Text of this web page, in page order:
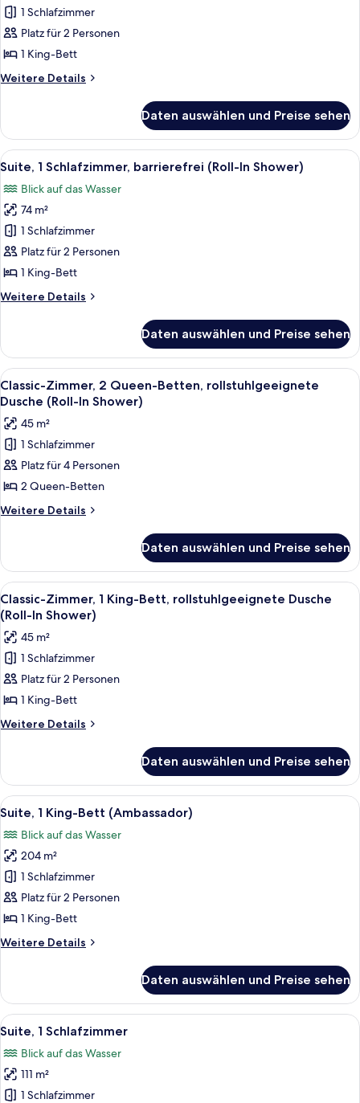
1 King-
Bett,
Eckzimmer
Point
anzeigen
1 Schlafzimmer
Platz für 2 Personen
1 King-Bett
Weitere Details
Weitere
1 King-
Bett,
Eckzimmer
Point
Channel
View)
Daten auswählen und Preise sehen
Alle
Fotos
für
Suite,
Schlafzimmer,
barrierefrei
In
Ein Hotelzimmer mit einem großen
4
Suite, 1 Schlafzimmer, barrierefrei (Roll-In Shower)
Blick auf das Wasser
74 m²
1 Schlafzimmer
Platz für 2 Personen
1 King-Bett
Weitere Details
Weitere
1
Schlafzimmer,
barrierefrei
(Roll-
Shower)
Daten auswählen und Preise sehen
Alle
Fotos
für
Classic-
Zimmer,
2 Queen-
Betten,
rollstuhlgeeignete
In
Shower)
anzeigen
Ein Hotelzimmer mit Bett, Sessel,
5
Classic-Zimmer, 2 Queen-Betten, rollstuhlgeeignete
Dusche (Roll-In Shower)
45 m²
1 Schlafzimmer
Platz für 4 Personen
2 Queen-Betten
Weitere Details
Weitere
Zimmer,
2 Queen-
Betten,
rollstuhlgeeignete
Dusche
(Roll-
In
Shower)
Daten auswählen und Preise sehen
Alle
Fotos
für
Classic-
Zimmer,
1 King-
Bett,
rollstuhlgeeignete
In
Shower)
anzeigen
Ein Hotelzimmer mit einem großen
6
Classic-Zimmer, 1 King-Bett, rollstuhlgeeignete Dusche
(Roll-In Shower)
45 m²
1 Schlafzimmer
Platz für 2 Personen
1 King-Bett
Weitere Details
Weitere
Zimmer,
1 King-
Bett,
rollstuhlgeeignete
Dusche
(Roll-
In
Shower)
Daten auswählen und Preise sehen
Alle
Fotos
für
Suite,
1 King-
Bett
(Ambassador)
Ein modernes Badezimmer mit
12
Suite, 1 King-Bett (Ambassador)
Blick auf das Wasser
204 m²
1 Schlafzimmer
Platz für 2 Personen
1 King-Bett
Weitere Details
Weitere
1 King-
Bett
(Ambassador)
Daten auswählen und Preise sehen
Alle
Fotos
für
Suite,
Ein Hotelzimmer mit einem Holz-
3
Suite, 1 Schlafzimmer
Blick auf das Wasser
111 m²
1 Schlafzimmer